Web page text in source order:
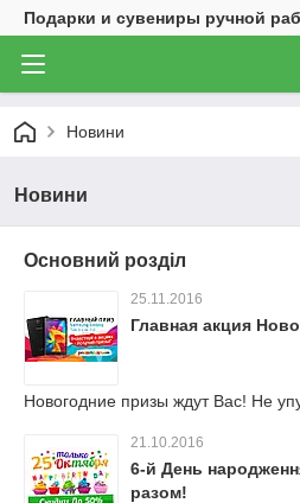
Подарки и сувениры ручной
Новини
Новини
Основний розділ
25.11.2016
Главная акция
Новогодние призы ждут Вас! Не
21.10.2016
6-й День
разом!